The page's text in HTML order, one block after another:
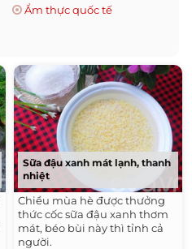
Ẩm thực quốc tế
Sữa đậu xanh mát lạnh, thanh
nhiệt
Chiều mùa hè được thưởng
thức cốc sữa đậu xanh thơm
mát, béo bùi này thì tỉnh cả
người.